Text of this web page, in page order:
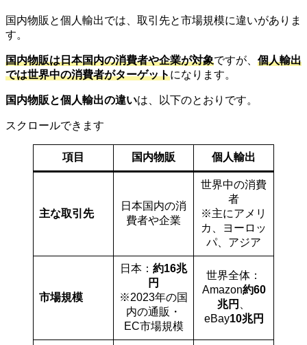
国内物販と個人輸出では、取引先と市場規模に違いがありま
す。
国内物販は日本国内の消費者や企業が対象ですが、 個人輸出
では世界中の消費者がターゲットになります。
国内物販と個人輸出の違いは、以下のとおりです。
スクロールできます
項目 国内物販 個人輸出
主な取引先
日本国内の消
費者や企業
世界中の消費
者
※主にアメリ
カ、ヨーロッ
パ、アジア
市場規模
日本： 約16兆
円
※2023年の国
内の通販・
EC市場規模
世界全体：
Amazon約60
兆円
eBay10兆円